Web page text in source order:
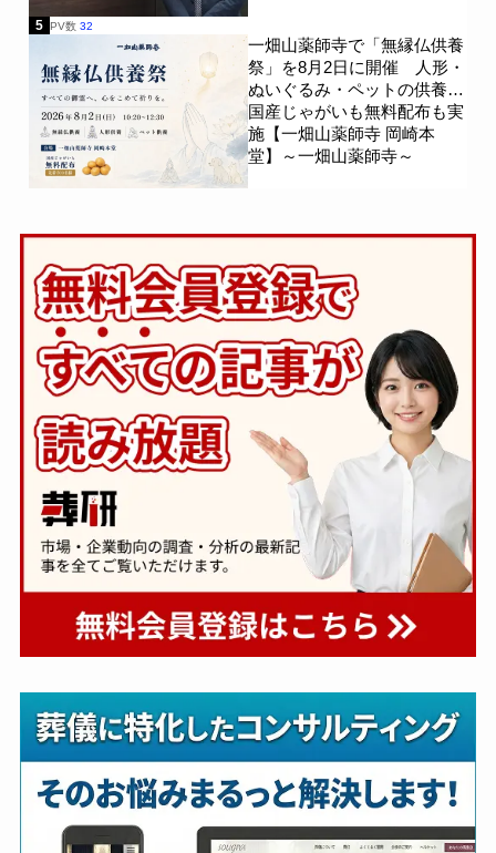
5 PV数 32
一畑山薬師寺で「無縁仏供養
祭」を8月2日に開催 人形・
ぬいぐるみ・ペットの供養、
国産じゃがいも無料配布も実
施【一畑山薬師寺 岡崎本
堂】～一畑山薬師寺～